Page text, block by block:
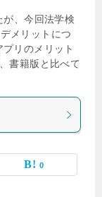
、今回法学検
メリットにつ
リのメリット
書籍版と比べて
0